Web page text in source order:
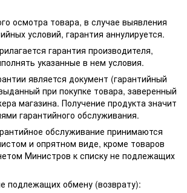
осмотра товара, в случае выявления
условий, гарантия аннулируется.
гарантия производителя,
указанные в нем условия.
является документ (гарантийный
при покупке товара, заверенный
магазина. Получение продукта значит
гарантийного обслуживания.
обслуживание принимаются
и опрятном виде, кроме товаров
Министров к списку не подлежащих
подлежащих обмену (возврату):